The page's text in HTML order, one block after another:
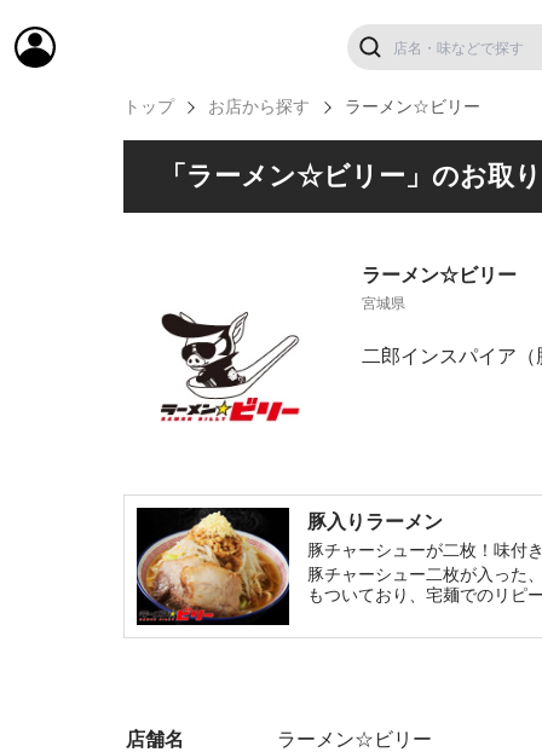
トップ お店から探す ラーメン☆ビリー
「ラーメン☆ビリー」のお取
ラーメン☆ビリー
宮城県
二郎インスパイア（
豚入りラーメン
豚チャーシューが二枚！味付
豚チャーシュー二枚が入った
もついており、宅麺でのリピ
店舗名 ラーメン☆ビリー